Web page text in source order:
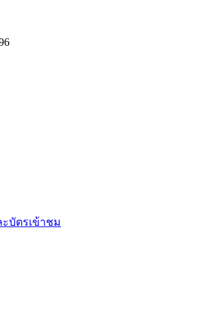
บัตรเข้าชม